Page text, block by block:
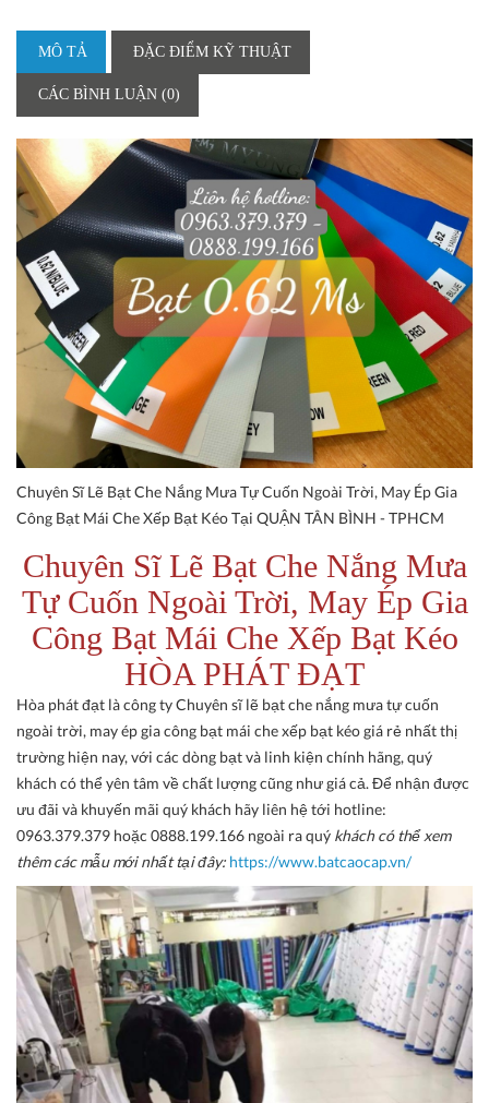
MÔ TẢ ĐẶC ĐIỂM KỸ THUẬT
CÁC BÌNH LUẬN (0)
Chuyên Sĩ Lẽ Bạt Che Nắng Mưa Tự Cuốn Ngoài Trời, May Ép Gia
Công Bạt Mái Che Xếp Bạt Kéo Tại QUẬN TÂN BÌNH - TPHCM
Chuyên Sĩ Lẽ Bạt Che Nắng Mưa
Tự Cuốn Ngoài Trời, May Ép Gia
Công Bạt Mái Che Xếp Bạt Kéo
HÒA PHÁT ĐẠT
Hòa phát đạt là công ty Chuyên sĩ lẽ bạt che nắng mưa tự cuốn
ngoài trời, may ép gia công bạt mái che xếp bạt kéo giá rẻ nhất thị
trường hiện nay, với các dòng bạt và linh kiện chính hãng, quý
khách có thể yên tâm về chất lượng cũng như giá cả. Để nhận được
ưu đãi và khuyến mãi quý khách hãy liên hệ tới hotline:
0963.379.379 hoặc 0888.199.166 ngoài ra quý khách có thể xem
thêm các mẫu mới nhất tại đây: https://www.batcaocap.vn/​